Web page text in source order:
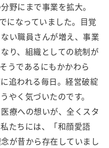
野にまで事業を拡大。
になっていました。目覚
い職員さんが増え、事業
り、組織としての統制が
うであるにもかかわら
追われる毎日。経営破綻
やく気づいたのです。
療への想いが、全くスタ
たちには、「和顔愛語
が昔から存在していまし